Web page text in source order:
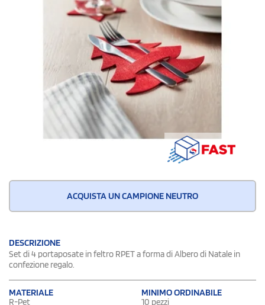
ACQUISTA UN CAMPIONE NEUTRO
DESCRIZIONE
Set di 4 portaposate in feltro RPET a forma di Albero di Natale in
confezione regalo.
MATERIALE
R-Pet
MINIMO ORDINABILE
10 pezzi